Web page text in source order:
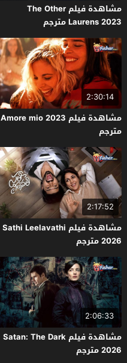
مشاهدة فيلم The Other
Laurens 2023 مترجم
2:30:14
مشاهدة فيلم Amore mio 2023
مترجم
2:17:52
مشاهدة فيلم Sathi Leelavathi
2026 مترجم
2:06:33
مشاهدة فيلم Satan: The Dark
2026 مترجم